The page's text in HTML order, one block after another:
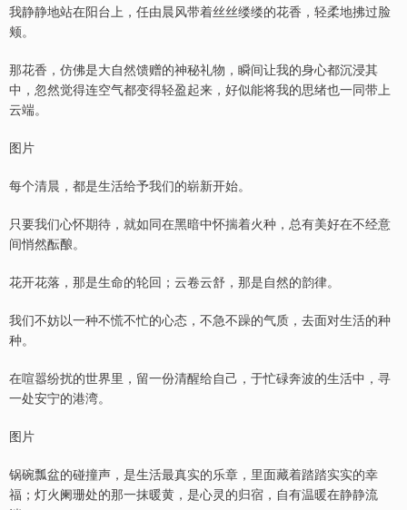
我静静地站在阳台上，任由晨风带着丝丝缕缕的花香，轻柔地拂过脸
颊。
那花香，仿佛是大自然馈赠的神秘礼物，瞬间让我的身心都沉浸其
中，忽然觉得连空气都变得轻盈起来，好似能将我的思绪也一同带上
云端。
图片
每个清晨，都是生活给予我们的崭新开始。
只要我们心怀期待，就如同在黑暗中怀揣着火种，总有美好在不经意
间悄然酝酿。
花开花落，那是生命的轮回；云卷云舒，那是自然的韵律。
我们不妨以一种不慌不忙的心态，不急不躁的气质，去面对生活的种
种。
在喧嚣纷扰的世界里，留一份清醒给自己，于忙碌奔波的生活中，寻
一处安宁的港湾。
图片
锅碗瓢盆的碰撞声，是生活最真实的乐章，里面藏着踏踏实实的幸
福；灯火阑珊处的那一抹暖黄，是心灵的归宿，自有温暖在静静流